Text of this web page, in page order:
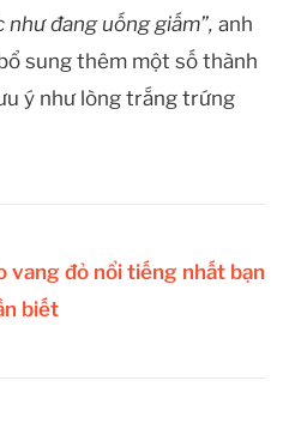
đang uống giấm”, anh
sung thêm một số thành
ý như lòng trắng trứng
vang đỏ nổi tiếng nhất bạn
biết